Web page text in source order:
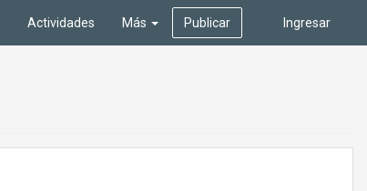
Ingresar
Actividades Más Publicar